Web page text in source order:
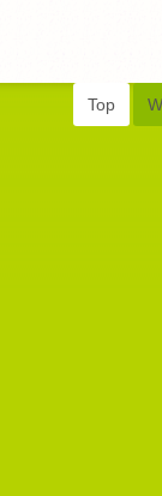
Top